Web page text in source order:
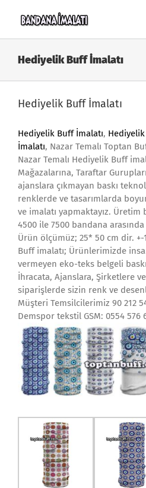
Hediyelik Buff İmalatı
Hediyelik Buff İmalatı
Hediyelik Buff İmalatı,
İmalatı, Nazar Temalı Toptan
Nazar Temalı Hediyelik Buff
Mağazalarına, Taraftar
ajanslara çıkmayan baskı
renklerde ve tasarımlarda
ve imalatı yapmaktayız. Üretim
4500 ile 7500 bandana
Ürün ölçümüz; 25* 50 cm dir. +-
Buff imalatı; Ürünlerimizde
vermeyen eko-teks belgeli
İhracata, Ajanslara, Şirketlere
siparişlerde sizin renk ve
Müşteri Temsilcilerimiz 90 212
Demspor tekstil GSM: 0554 576